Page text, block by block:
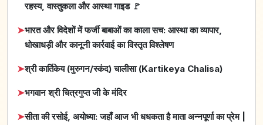
रहस्य, वास्तुकला और आस्था गाइड 🚩
➤भारत और विदेशों में फर्जी बाबाओं का काला सच: आस्था का व्यापार,
धोखाधड़ी और कानूनी कार्रवाई का विस्तृत विश्लेषण
➤श्री कार्तिकेय (मुरुगन/स्कंद) चालीसा (Kartikeya Chalisa)
➤भगवान श्री चित्रगुप्त जी के मंदिर
➤सीता की रसोई, अयोध्या: जहाँ आज भी धधकता है माता अन्नपूर्णा का प्रेम |